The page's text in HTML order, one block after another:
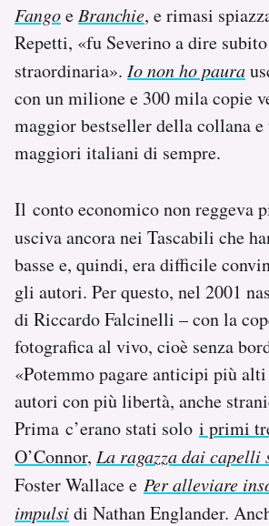
Fangoe Branchie, e rimasi
Repetti, «fu Severino a dire
straordinaria». Io non ho paura
con un milione e 300 mila copie
maggior bestseller della collana e
maggiori italiani di sempre.
Il conto economico non reggeva
usciva ancora nei Tascabili che
basse e, quindi, era difficile
gli autori. Per questo, nel 2001
di Riccardo Falcinelli – con la
fotografica al vivo, cioè senza
«Potemmo pagare anticipi più alti
autori con più libertà, anche
Prima c’erano stati solo i primi
O’Connor, La ragazza dai capelli
Foster Wallace e Per alleviare
impulsidi Nathan Englander.